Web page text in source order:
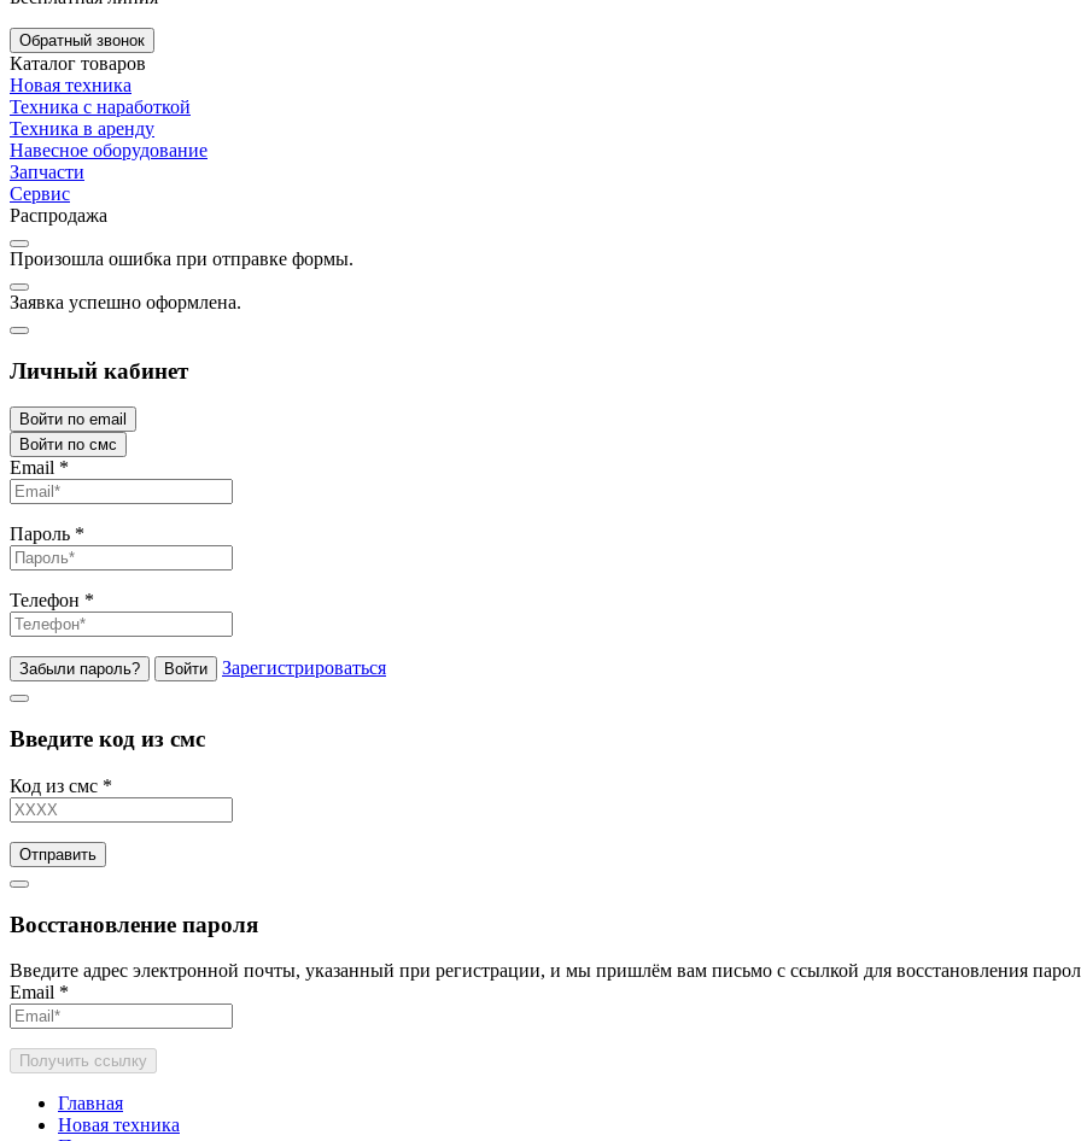
Обратный звонок
Каталог товаров
Новая техника
Техника с наработкой
Техника в аренду
Навесное оборудование
Запчасти
Сервис
Распродажа
Произошла ошибка при отправке формы.
Заявка успешно оформлена.
Личный кабинет
Войти по email
Войти по смс
Email *
Пароль *
Телефон *
Забыли пароль? Войти Зарегистрироваться
Введите код из смс
Код из смс *
Отправить
Восстановление пароля
Введите адрес электронной почты, указанный при регистрации, и мы пришлём вам письмо с ссылкой для восстановления
Email *
Получить ссылку
Главная
Новая техника